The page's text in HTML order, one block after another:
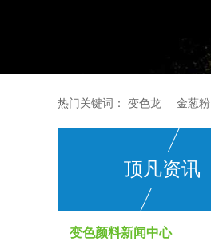
热门关键词： 变色龙 金葱粉
顶凡资讯
变色颜料新闻中心